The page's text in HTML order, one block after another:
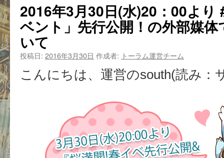
2016年3月30日(水)20：00より
ベント」先行公開！の外部媒
いて
投稿日: 2016年3月30日 作成者: トーラム運営チーム
こんにちは、運営のsouth(読み：